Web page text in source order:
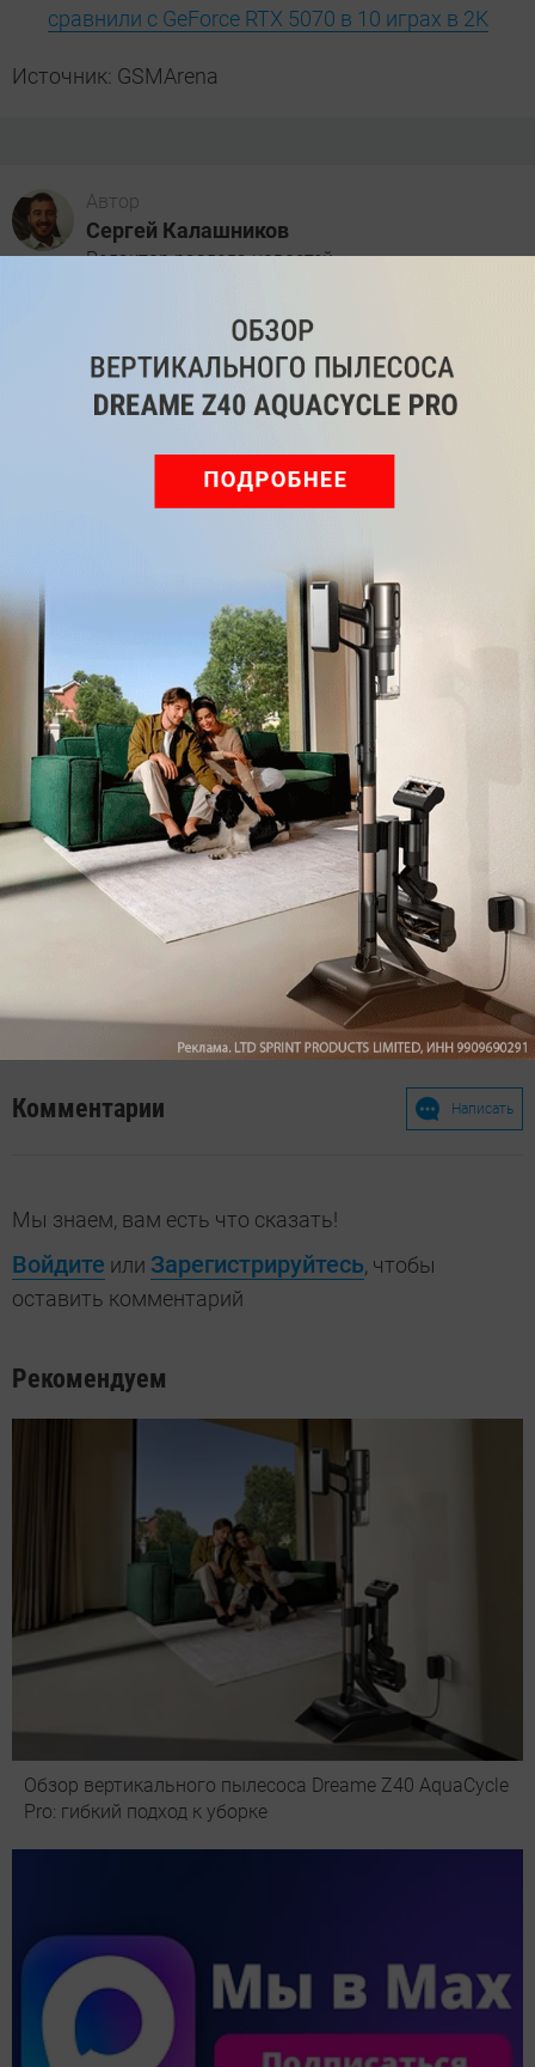
сравнили с GeForce RTX 5070 в 10 играх в 2K
Источник: GSMArena
Автор
Сергей Калашников
Редактор раздела новостей
Поделиться
Подпишитесь на рассылку
Подписаться
Нажимая кнопку подписаться, вы соглашаетесь
сПравилами рассылокиПолитикой конфиденциальности
Читайте нас в соц. сетях
Telegram Одноклассники
Дзен
Max YouTube
Комментарии Написать
Мы знаем, вам есть что сказать!
Войдите или Зарегистрируйтесь, чтобы
оставить комментарий
Рекомендуем
Обзор вертикального пылесоса Dreame Z40 AquaCycle
Pro: гибкий подход к уборке